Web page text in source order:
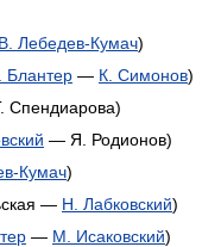
В. Лебедев-Кумач)
Блантер — К. Симонов)
Спендиарова)
— Я. Родионов)
Кумач)
— Н. Лабковский)
— М. Исаковский)